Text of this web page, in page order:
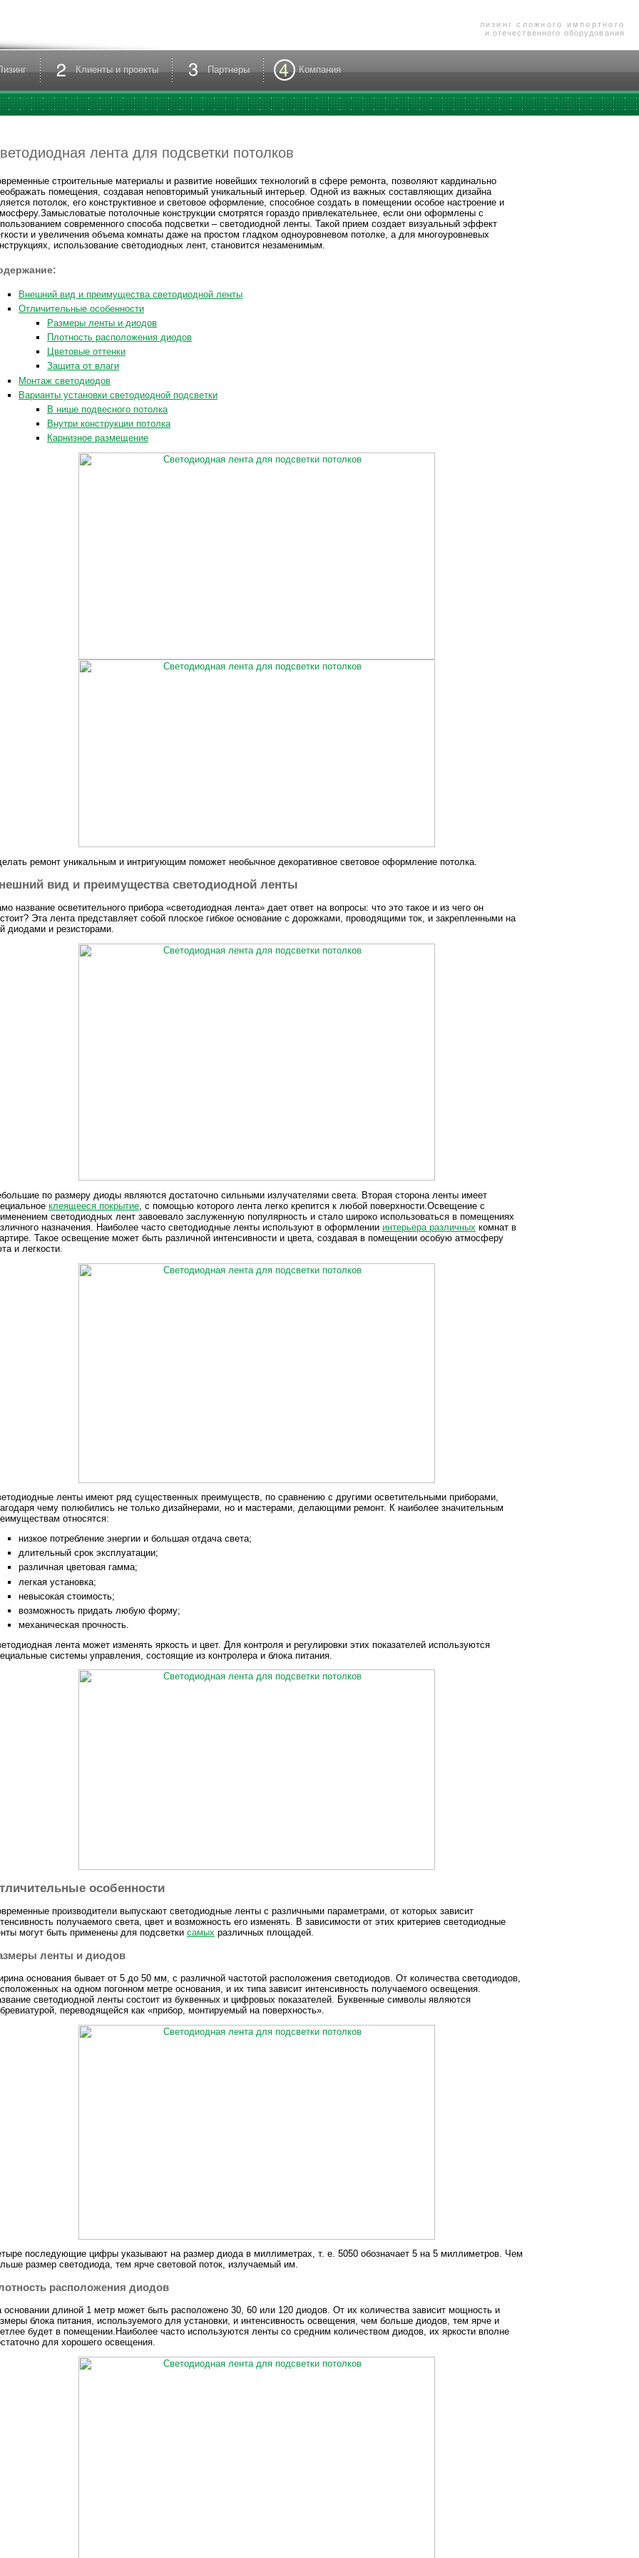
лизинг сложного импортного
и отечественного оборудования
Клиенты и проекты Партнеры Компания
лента для подсветки потолков
строительные материалы и развитие новейших технологий в сфере ремонта, позволяют кардинально
помещения, создавая неповторимый уникальный интерьер. Одной из важных составляющих дизайна
потолок, его конструктивное и световое оформление, способное создать в помещении особое настроение и
потолочные конструкции смотрятся гораздо привлекательнее, если они оформлены с
современного способа подсветки – светодиодной ленты. Такой прием создает визуальный эффект
и увеличения объема комнаты даже на простом гладком одноуровневом потолке, а для многоуровневых
использование светодиодных лент, становится незаменимым.
Внешний вид и преимущества светодиодной ленты
Отличительные особенности
Размеры ленты и диодов
Плотность расположения диодов
Цветовые оттенки
Защита от влаги
Монтаж светодиодов
Варианты установки светодиодной подсветки
В нише подвесного потолка
Внутри конструкции потолка
Карнизное размещение
ремонт уникальным и интригующим поможет необычное декоративное световое оформление потолка.
вид и преимущества светодиодной ленты
название осветительного прибора «светодиодная лента» дает ответ на вопросы: что это такое и из чего он
Эта лента представляет собой плоское гибкое основание с дорожками, проводящими ток, и закрепленными на
диодами и резисторами.
по размеру диоды являются достаточно сильными излучателями света. Вторая сторона ленты имеет
клеящееся покрытие , с помощью которого лента легко крепится к любой поверхности.Освещение с
светодиодных лент завоевало заслуженную популярность и стало широко использоваться в помещениях
назначения. Наиболее часто светодиодные ленты используют в оформлении интерьера различных комнат в
Такое освещение может быть различной интенсивности и цвета, создавая в помещении особую атмосферу
и легкости.
ленты имеют ряд существенных преимуществ, по сравнению с другими осветительными приборами,
чему полюбились не только дизайнерами, но и мастерами, делающими ремонт. К наиболее значительным
относятся:
низкое потребление энергии и большая отдача света;
длительный срок эксплуатации;
различная цветовая гамма;
легкая установка;
невысокая стоимость;
возможность придать любую форму;
механическая прочность.
лента может изменять яркость и цвет. Для контроля и регулировки этих показателей используются
системы управления, состоящие из контролера и блока питания.
особенности
производители выпускают светодиодные ленты с различными параметрами, от которых зависит
получаемого света, цвет и возможность его изменять. В зависимости от этих критериев светодиодные
могут быть применены для подсветки самых различных площадей.
ленты и диодов
основания бывает от 5 до 50 мм, с различной частотой расположения светодиодов. От количества светодиодов,
на одном погонном метре основания, и их типа зависит интенсивность получаемого освещения.
светодиодной ленты состоит из буквенных и цифровых показателей. Буквенные символы являются
переводящейся как «прибор, монтируемый на поверхность».
последующие цифры указывают на размер диода в миллиметрах, т. е. 5050 обозначает 5 на 5 миллиметров. Чем
размер светодиода, тем ярче световой поток, излучаемый им.
расположения диодов
основании длиной 1 метр может быть расположено 30, 60 или 120 диодов. От их количества зависит мощность и
блока питания, используемого для установки, и интенсивность освещения, чем больше диодов, тем ярче и
будет в помещении.Наиболее часто используются ленты со средним количеством диодов, их яркости вполне
для хорошего освещения.